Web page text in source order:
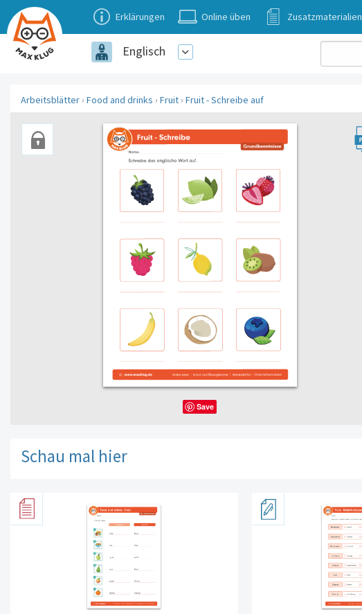
Erklärungen Online üben Zusatzmaterialien
Englisch
Arbeitsblätter › Food and drinks › Fruit › Fruit - Schreibe auf
Save
Schau mal hier